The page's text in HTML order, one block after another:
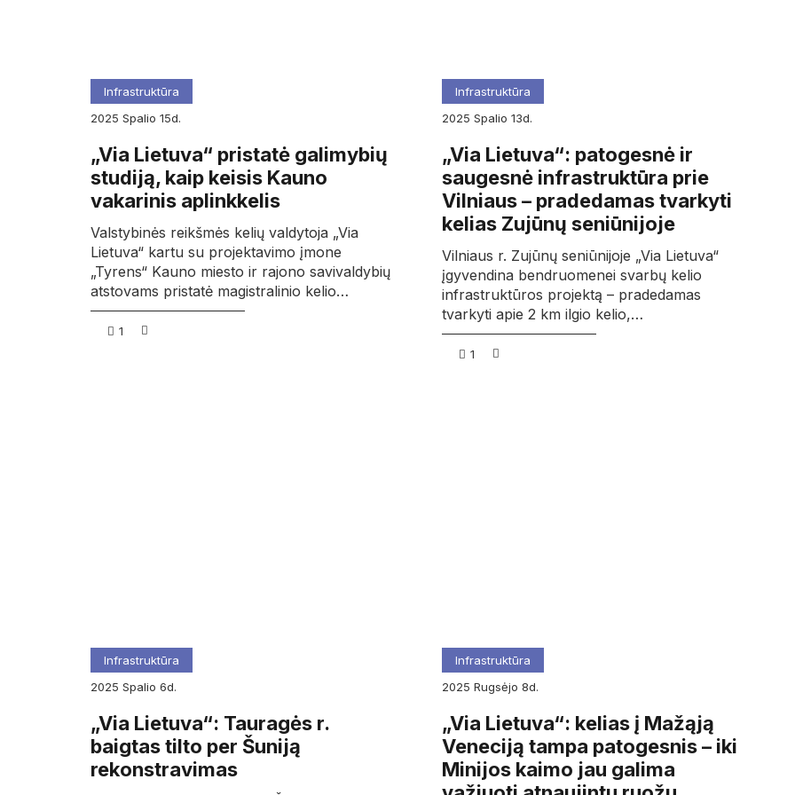
Infrastruktūra
2025
spalio 15d.
„Via Lietuva“ pristatė galimybių
studiją, kaip keisis Kauno
vakarinis aplinkkelis
Valstybinės reikšmės kelių valdytoja „Via
Lietuva“ kartu su projektavimo įmone
„Tyrens“ Kauno miesto ir rajono savivaldybių
atstovams pristatė magistralinio kelio…
1
Infrastruktūra
2025
spalio 13d.
„Via Lietuva“: patogesnė ir
saugesnė infrastruktūra prie
Vilniaus – pradedamas tvarkyti
kelias Zujūnų seniūnijoje
Vilniaus r. Zujūnų seniūnijoje „Via Lietuva“
įgyvendina bendruomenei svarbų kelio
infrastruktūros projektą – pradedamas
tvarkyti apie 2 km ilgio kelio,…
1
Infrastruktūra
2025
spalio 6d.
„Via Lietuva“: Tauragės r.
baigtas tilto per Šuniją
rekonstravimas
Infrastruktūra
2025
rugsėjo 8d.
„Via Lietuva“: kelias į Mažąją
Veneciją tampa patogesnis – iki
Minijos kaimo jau galima